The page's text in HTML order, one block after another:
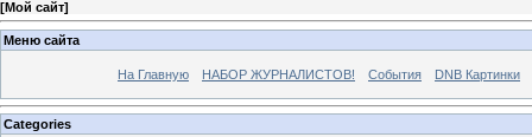
[Мой сайт]
Меню сайта
На Главную НАБОР ЖУРНАЛИСТОВ! События DNB Картинки
Categories